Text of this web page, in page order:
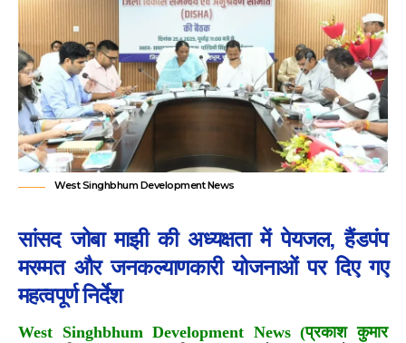
West Singhbhum Development News
सांसद जोबा माझी की अध्यक्षता में पेयजल, हैंडपंप
मरम्मत और जनकल्याणकारी योजनाओं पर दिए गए
महत्वपूर्ण निर्देश
West Singhbhum Development News (प्रकाश कुमार